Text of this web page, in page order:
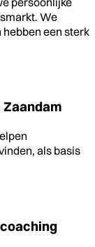
We
hebben een sterk
als basis